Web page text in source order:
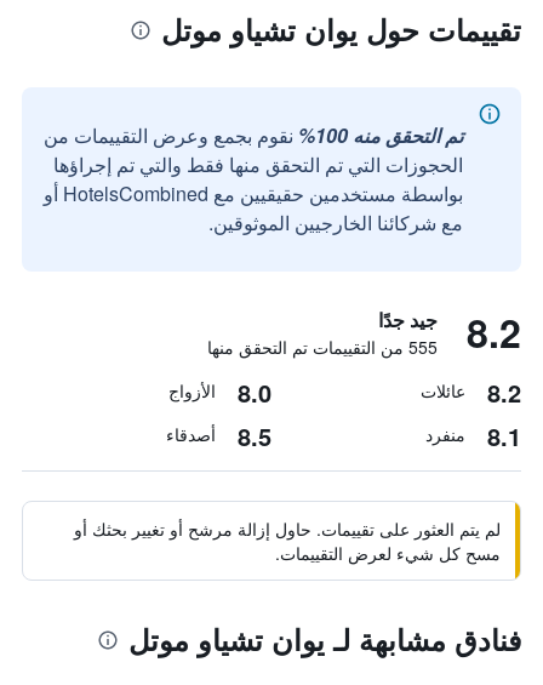
تقييمات حول يوان تشياو موتل
تم التحقق منه 100%
نقوم بجمع وعرض التقييمات من
الحجوزات التي تم التحقق منها فقط والتي تم إجراؤها
بواسطة مستخدمين حقيقيين مع HotelsCombined أو
مع شركائنا الخارجيين الموثوقين.
8.2 جيد جدًا
555 من التقييمات تم التحقق منها
8.2 عائلات 8.0 الأزواج
8.1 منفرد 8.5 أصدقاء
لم يتم العثور على تقييمات. حاول إزالة مرشح أو تغيير بحثك أو
مسح كل شيء لعرض التقييمات.
فنادق مشابهة لـ يوان تشياو موتل